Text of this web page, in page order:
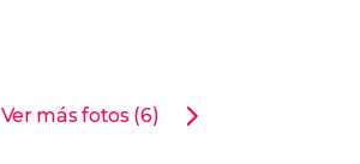
Ver más fotos (6)